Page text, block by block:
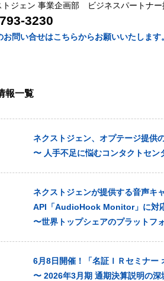
トジェン 事業企画部 ビジネスパートナー
3230
お問い合せはこちらからお願いいたします。
報一覧
ネクストジェン、オプテージ提
〜 人手不足に悩むコンタクトセ
ネクストジェンが提供する音声
API「AudioHook Monitor」に対
〜世界トップシェアのプラットフ
6月8日開催！「名証ＩＲセミナー
〜 2026年3月期 通期決算説明の